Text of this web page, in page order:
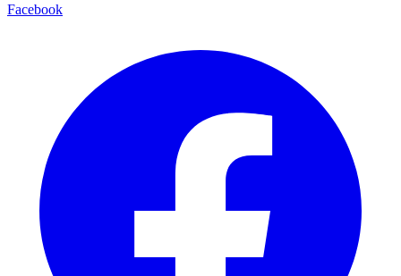
Facebook